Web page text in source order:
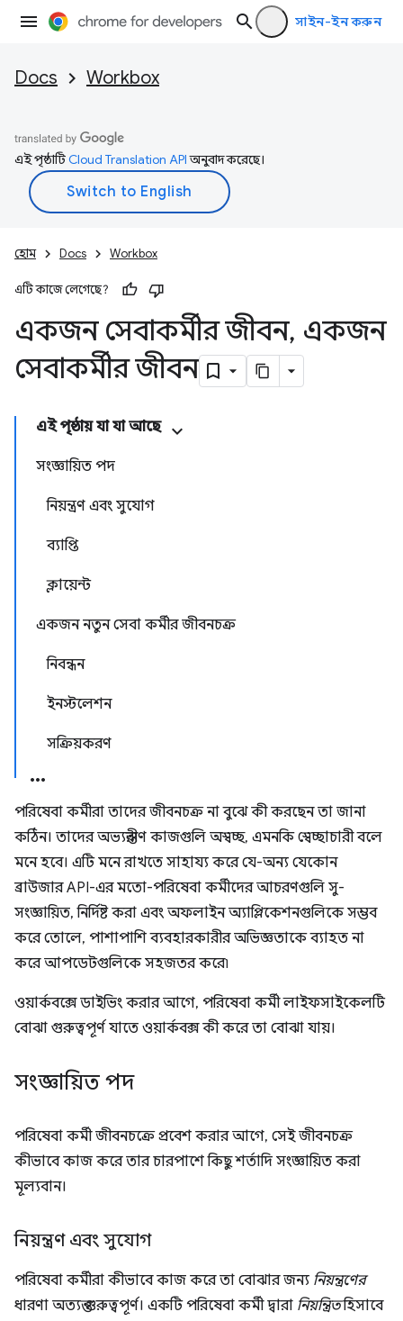
সাইন-ইন করুন
Docs Workbox
এই পৃষ্ঠাটিCloud Translation APIঅনুবাদ করেছে।
হোম Docs Workbox
এটি কাজে লেগেছে?
একজন সেবাকর্মীর জীবন, একজন
সেবাকর্মীর জীবন
এই পৃষ্ঠায় যা যা আছে
সংজ্ঞায়িত পদ
নিয়ন্ত্রণ এবং সুযোগ
ব্যাপ্তি
ক্লায়েন্ট
একজন নতুন সেবা কর্মীর জীবনচক্র
নিবন্ধন
ইনস্টলেশন
সক্রিয়করণ
পরিষেবা কর্মীরা তাদের জীবনচক্র না বুঝে কী করছেন তা জানা
কঠিন। তাদের অভ্যন্তরীণ কাজগুলি অস্বচ্ছ, এমনকি স্বেচ্ছাচারী বলে
মনে হবে। এটি মনে রাখতে সাহায্য করে যে-অন্য যেকোন
ব্রাউজার API-এর মতো-পরিষেবা কর্মীদের আচরণগুলি সু-
সংজ্ঞায়িত, নির্দিষ্ট করা এবং অফলাইন অ্যাপ্লিকেশনগুলিকে সম্ভব
করে তোলে, পাশাপাশি ব্যবহারকারীর অভিজ্ঞতাকে ব্যাহত না
করে আপডেটগুলিকে সহজতর করে৷
ওয়ার্কবক্সে ডাইভিং করার আগে, পরিষেবা কর্মী লাইফসাইকেলটি
বোঝা গুরুত্বপূর্ণ যাতে ওয়ার্কবক্স কী করে তা বোঝা যায়।
সংজ্ঞায়িত পদ
পরিষেবা কর্মী জীবনচক্রে প্রবেশ করার আগে, সেই জীবনচক্র
কীভাবে কাজ করে তার চারপাশে কিছু শর্তাদি সংজ্ঞায়িত করা
মূল্যবান।
নিয়ন্ত্রণ এবং সুযোগ
পরিষেবা কর্মীরা কীভাবে কাজ করে তা বোঝার জন্য নিয়ন্ত্রণের
ধারণা অত্যন্ত গুরুত্বপূর্ণ। একটি পরিষেবা কর্মী দ্বারা নিয়ন্ত্রিতহিসাবে